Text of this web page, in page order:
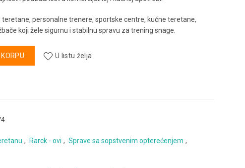
personalne trenere, sportske centre, kućne teretane,
koji žele sigurnu i stabilnu spravu za trening snage.
U listu želja
, Rarck - ovi , Sprave sa sopstvenim opterećenjem ,